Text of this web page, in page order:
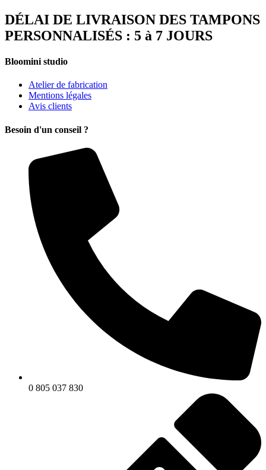
DÉLAI DE LIVRAISON DES TAMPONS
PERSONNALISÉS : 5 à 7 JOURS
Bloomini studio
Atelier de fabrication
Mentions légales
Avis clients
Besoin d'un conseil ?
0 805 037 830